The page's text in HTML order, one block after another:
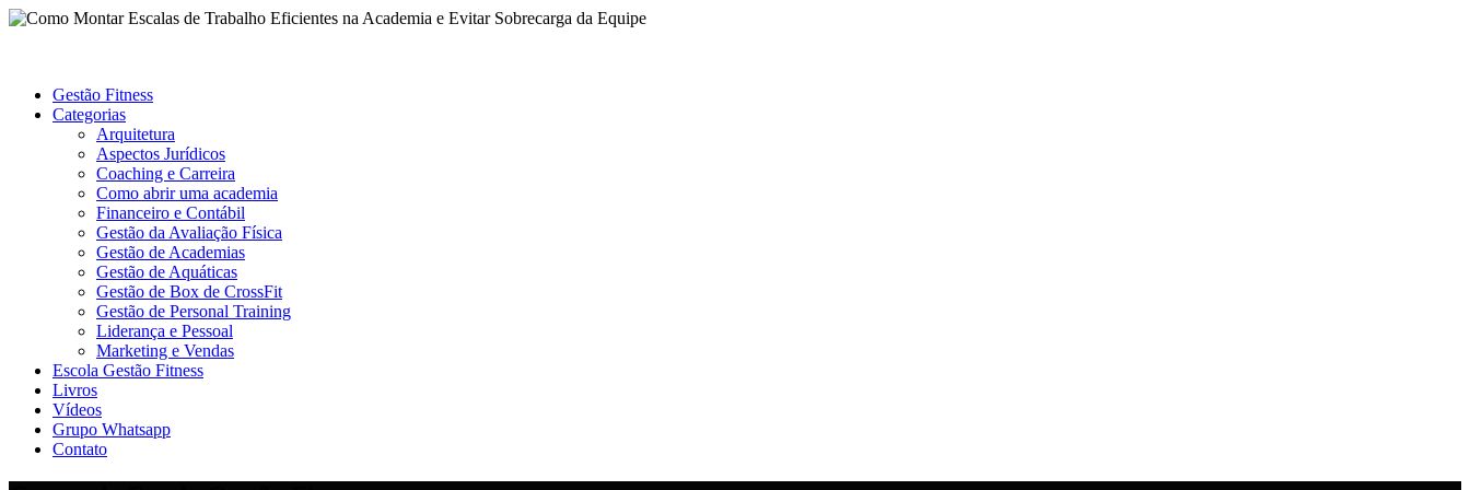
Gestão Fitness
Categorias
Arquitetura
Aspectos Jurídicos
Coaching e Carreira
Como abrir uma academia
Financeiro e Contábil
Gestão da Avaliação Física
Gestão de Academias
Gestão de Aquáticas
Gestão de Box de CrossFit
Gestão de Personal Training
Liderança e Pessoal
Marketing e Vendas
Escola Gestão Fitness
Livros
Vídeos
Grupo Whatsapp
Contato